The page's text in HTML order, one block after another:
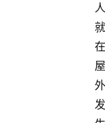
人
就
在
屋
外
发